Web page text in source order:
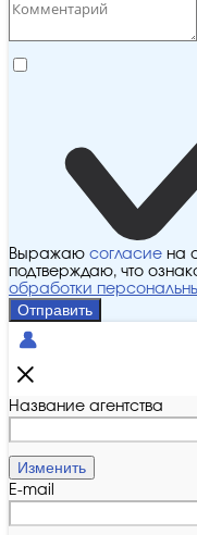
Выражаю согласие на
подтверждаю, что
обработки
Отправить
Название агентства
Изменить
E-mail